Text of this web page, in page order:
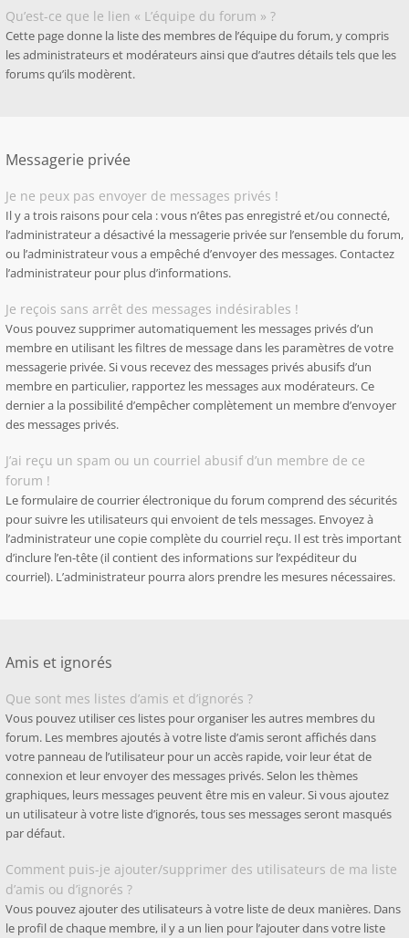
Qu’est-ce que le lien « L’équipe du forum » ?
Cette page donne la liste des membres de l’équipe du forum, y compris
les administrateurs et modérateurs ainsi que d’autres détails tels que les
forums qu’ils modèrent.
Messagerie privée
Je ne peux pas envoyer de messages privés !
Il y a trois raisons pour cela : vous n’êtes pas enregistré et/ou connecté,
l’administrateur a désactivé la messagerie privée sur l’ensemble du forum,
ou l’administrateur vous a empêché d’envoyer des messages. Contactez
l’administrateur pour plus d’informations.
Je reçois sans arrêt des messages indésirables !
Vous pouvez supprimer automatiquement les messages privés d’un
membre en utilisant les filtres de message dans les paramètres de votre
messagerie privée. Si vous recevez des messages privés abusifs d’un
membre en particulier, rapportez les messages aux modérateurs. Ce
dernier a la possibilité d’empêcher complètement un membre d’envoyer
des messages privés.
J’ai reçu un spam ou un courriel abusif d’un membre de ce
forum !
Le formulaire de courrier électronique du forum comprend des sécurités
pour suivre les utilisateurs qui envoient de tels messages. Envoyez à
l’administrateur une copie complète du courriel reçu. Il est très important
d’inclure l’en-tête (il contient des informations sur l’expéditeur du
courriel). L’administrateur pourra alors prendre les mesures nécessaires.
Amis et ignorés
Que sont mes listes d’amis et d’ignorés ?
Vous pouvez utiliser ces listes pour organiser les autres membres du
forum. Les membres ajoutés à votre liste d’amis seront affichés dans
votre panneau de l’utilisateur pour un accès rapide, voir leur état de
connexion et leur envoyer des messages privés. Selon les thèmes
graphiques, leurs messages peuvent être mis en valeur. Si vous ajoutez
un utilisateur à votre liste d’ignorés, tous ses messages seront masqués
par défaut.
Comment puis-je ajouter/supprimer des utilisateurs de ma liste
d’amis ou d’ignorés ?
Vous pouvez ajouter des utilisateurs à votre liste de deux manières. Dans
le profil de chaque membre, il y a un lien pour l’ajouter dans votre liste